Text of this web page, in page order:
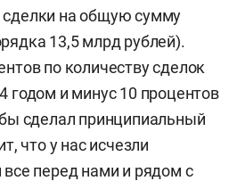
сделки на общую сумму
13,5 млрд рублей).
по количеству сделок
годом и минус 10 процентов
сделал принципиальный
что у нас исчезли
перед нами и рядом с